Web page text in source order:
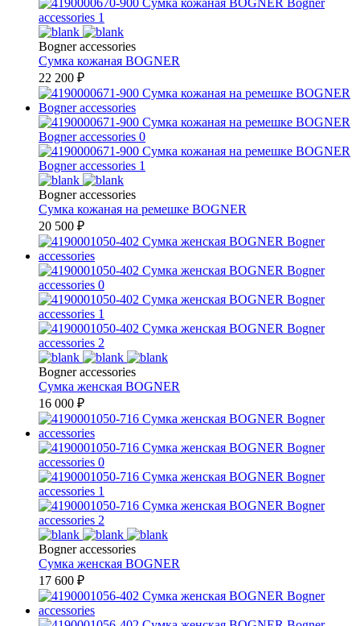
Bogner accessories
Сумка кожаная BOGNER
22 200 ₽
Bogner accessories
Сумка кожаная на ремешке BOGNER
20 500 ₽
Bogner accessories
Сумка женская BOGNER
16 000 ₽
Bogner accessories
Сумка женская BOGNER
17 600 ₽